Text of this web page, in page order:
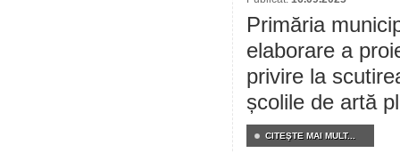
Primăria
elaborare a
privire la
școlile de artă
CITEŞTE MAI MULT...